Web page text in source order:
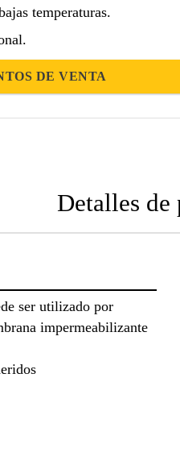
temperaturas.
DE VENTA
Detalles de
ser utilizado por
impermeabilizante